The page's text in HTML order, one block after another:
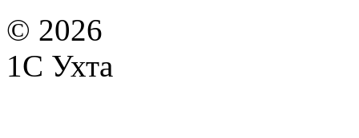
© 2026
1С Ухта